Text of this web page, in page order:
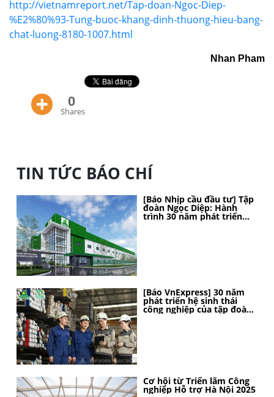
http://vietnamreport.net/Tap-doan-Ngoc-Diep-
%E2%80%93-Tung-buoc-khang-dinh-thuong-hieu-bang-
chat-luong-8180-1007.html
Nhan Pham
0
Shares
TIN TỨC BÁO CHÍ
[Báo Nhịp cầu đầu tư] Tập
đoàn Ngọc Diệp: Hành
trình 30 năm phát triển
bền vững, kiến tạo vị thế
[Báo VnExpress] 30 năm
phát triển hệ sinh thái
công nghiệp của tập đoàn
Ngọc Diệp
Cơ hội từ Triển lãm Công
nghiệp Hỗ trợ Hà Nội 2025